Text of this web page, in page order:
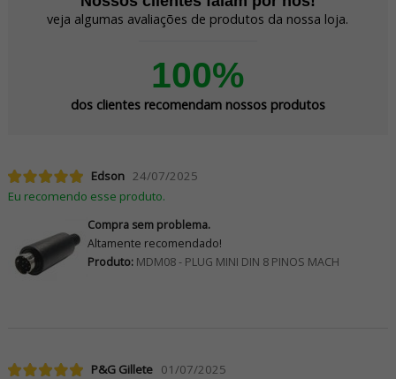
veja algumas avaliações de produtos da nossa loja.
100%
dos clientes recomendam nossos produtos
Edson 24/07/2025
Eu recomendo esse produto.
Compra sem problema.
Altamente recomendado!
Produto:MDM08 - PLUG MINI DIN 8 PINOS MACH
P&G Gillete 01/07/2025